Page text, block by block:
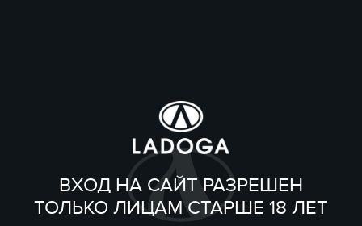
ВХОД НА САЙТ РАЗРЕШЕН
ТОЛЬКО ЛИЦАМ СТАРШЕ 18 ЛЕТ